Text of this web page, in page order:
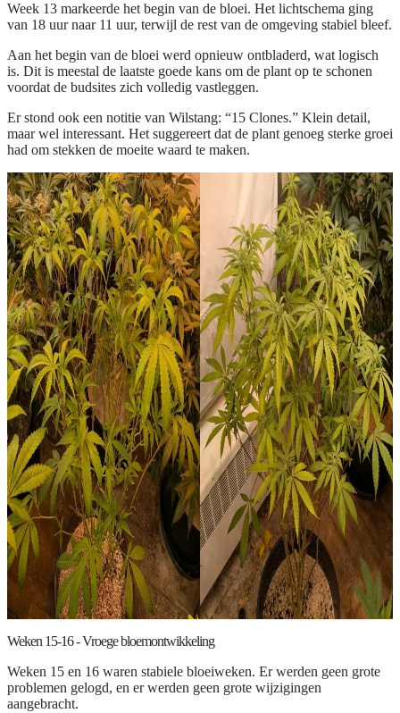
Week 13 markeerde het begin van de bloei. Het lichtschema ging
van 18 uur naar 11 uur, terwijl de rest van de omgeving stabiel bleef.
Aan het begin van de bloei werd opnieuw ontbladerd, wat logisch
is. Dit is meestal de laatste goede kans om de plant op te schonen
voordat de budsites zich volledig vastleggen.
Er stond ook een notitie van Wilstang: “15 Clones.” Klein detail,
maar wel interessant. Het suggereert dat de plant genoeg sterke groei
had om stekken de moeite waard te maken.
Weken 15-16 - Vroege bloemontwikkeling
Weken 15 en 16 waren stabiele bloeiweken. Er werden geen grote
problemen gelogd, en er werden geen grote wijzigingen
aangebracht.